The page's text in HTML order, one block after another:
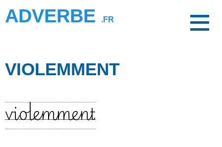
ADVERBE .FR
VIOLEMMENT
violemment